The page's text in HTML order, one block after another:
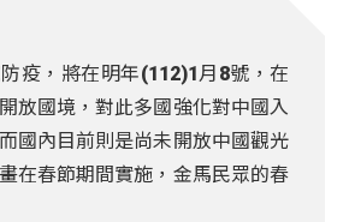
疫，將在明年(112)1月8號，在
放國境，對此多國強化對中國入
國內目前則是尚未開放中國觀光
在春節期間實施，金馬民眾的春